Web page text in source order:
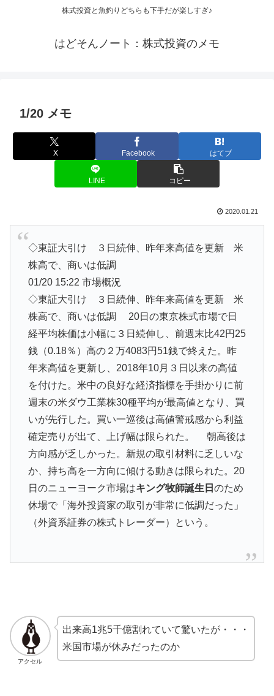
株式投資と魚釣りどちらも下手だが楽しすぎ♪
はどそんノート：株式投資のメモ
1/20 メモ
X Facebook はてブ
LINE コピー
2020.01.21
◇東証大引け ３日続伸、昨年来高値を更新 米
株高で、商いは低調
01/20 15:22 市場概況
◇東証大引け ３日続伸、昨年来高値を更新 米
株高で、商いは低調 20日の東京株式市場で日
経平均株価は小幅に３日続伸し、前週末比42円25
銭（0.18％）高の２万4083円51銭で終えた。昨
年来高値を更新し、2018年10月３日以来の高値
を付けた。米中の良好な経済指標を手掛かりに前
週末の米ダウ工業株30種平均が最高値となり、買
いが先行した。買い一巡後は高値警戒感から利益
確定売りが出て、上げ幅は限られた。 朝高後は
方向感が乏しかった。新規の取引材料に乏しいな
か、持ち高を一方向に傾ける動きは限られた。20
日のニューヨーク市場はキング牧師誕生日 のため
休場で「海外投資家の取引が非常に低調だった」
（外資系証券の株式トレーダー）という。
アクセル
出来高1兆5千億割れていて驚いたが・・・
米国市場が休みだったのか